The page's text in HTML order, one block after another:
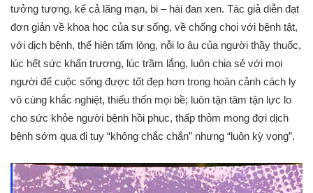
tưởng tượng, kể cả lãng mạn, bi – hài đan xen. Tác giả diễn đạt
đơn giản về khoa học của sự sống, về chống chọi với bệnh tật,
với dịch bệnh, thể hiện tấm lòng, nỗi lo âu của người thầy thuốc,
lúc hết sức khẩn trương, lúc trầm lắng, luôn chia sẻ với mọi
người để cuộc sống được tốt đẹp hơn trong hoàn cảnh cách ly
vô cùng khắc nghiệt, thiếu thốn mọi bề; luôn tận tâm tận lực lo
cho sức khỏe người bệnh hồi phục, thấp thỏm mong đợi dịch
bệnh sớm qua đi tuy “không chắc chắn” nhưng “luôn kỳ vọng”.